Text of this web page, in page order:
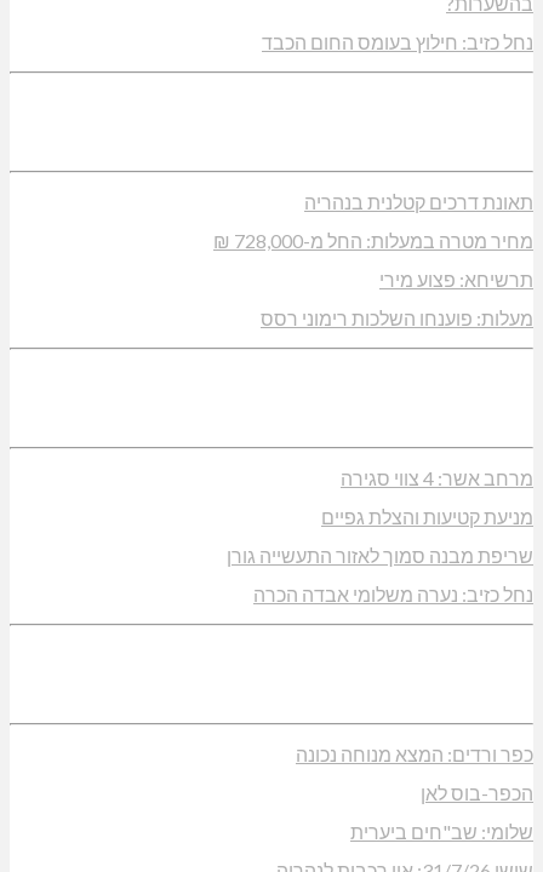
נחל כזיב: חילוץ בעומס החום הכבד
תאונת דרכים קטלנית בנהריה
מחיר מטרה במעלות: החל מ-728,000 ₪
תרשיחא: פצוע מירי
מעלות: פוענחו השלכות רימוני רסס
מרחב אשר: 4 צווי סגירה
מניעת קטיעות והצלת גפיים
שריפת מבנה סמוך לאזור התעשייה גורן
נחל כזיב: נערה משלומי אבדה הכרה
כפר ורדים: המצא מנוחה נכונה
הכפר-בוס לאן
שלומי: שב"חים ביערית